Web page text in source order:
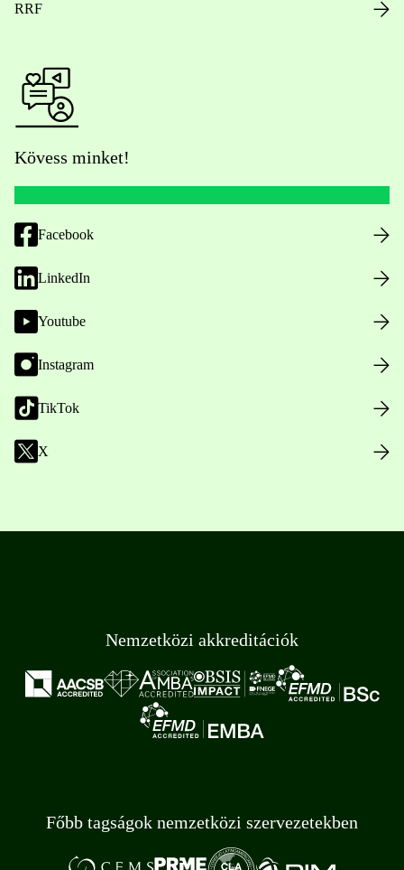
RRF
Kövess minket!
Facebook
LinkedIn
Youtube
Instagram
TikTok
X
Nemzetközi akkreditációk
Főbb tagságok nemzetközi szervezetekben